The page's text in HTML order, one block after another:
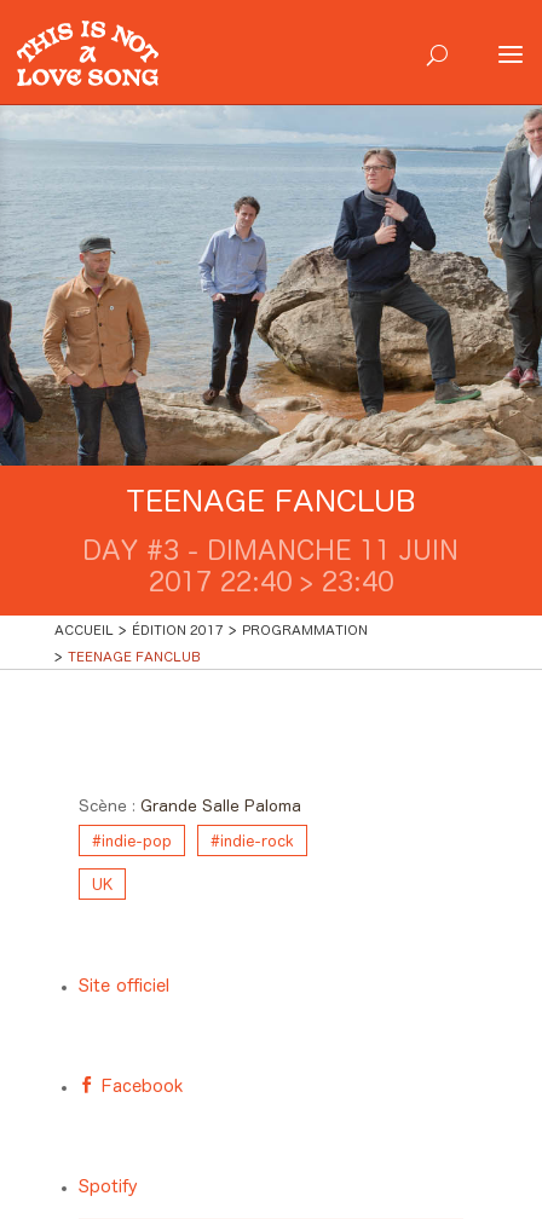
TEENAGE FANCLUB
DAY #3 - DIMANCHE 11 JUIN
2017 22:40 > 23:40
ACCUEIL ÉDITION 2017 PROGRAMMATION
TEENAGE FANCLUB
Scène : Grande Salle Paloma
#indie-pop #indie-rock
UK
Site officiel
Facebook
Spotify